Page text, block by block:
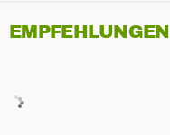
EMPFEHLUNGEN